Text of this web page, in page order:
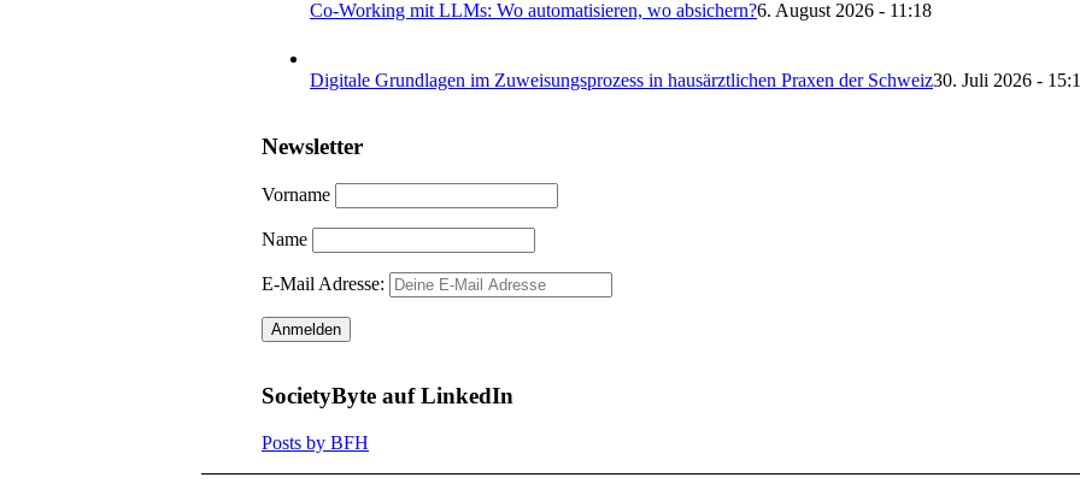
Co-Working mit LLMs: Wo automatisieren, wo absichern?6. August 2026 - 11:18
Digitale Grundlagen im Zuweisungsprozess in hausärztlichen Praxen der Schweiz30. Juli 2026 -
Newsletter
Vorname
Name
E-Mail Adresse:
SocietyByte auf LinkedIn
Posts by BFH